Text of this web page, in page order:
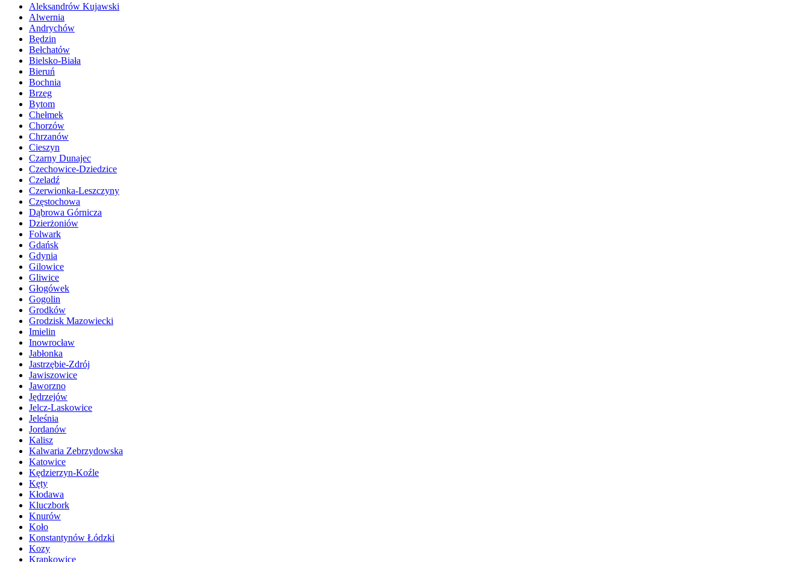
Aleksandrów Kujawski
Alwernia
Andrychów
Będzin
Bełchatów
Bielsko-Biała
Bieruń
Bochnia
Brzeg
Bytom
Chełmek
Chorzów
Chrzanów
Cieszyn
Czarny Dunajec
Czechowice-Dziedzice
Czeladź
Czerwionka-Leszczyny
Częstochowa
Dąbrowa Górnicza
Dzierżoniów
Folwark
Gdańsk
Gdynia
Gilowice
Gliwice
Głogówek
Gogolin
Grodków
Grodzisk Mazowiecki
Imielin
Inowrocław
Jabłonka
Jastrzębie-Zdrój
Jawiszowice
Jaworzno
Jędrzejów
Jelcz-Laskowice
Jeleśnia
Jordanów
Kalisz
Kalwaria Zebrzydowska
Katowice
Kędzierzyn-Koźle
Kęty
Kłodawa
Kluczbork
Knurów
Koło
Konstantynów Łódzki
Kozy
Krapkowice